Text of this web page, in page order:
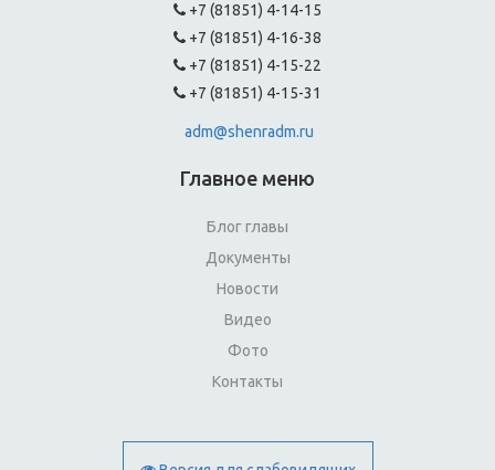
+7 (81851) 4-14-15
+7 (81851) 4-16-38
+7 (81851) 4-15-22
+7 (81851) 4-15-31
adm@shenradm.ru
Главное меню
Блог главы
Документы
Новости
Видео
Фото
Контакты